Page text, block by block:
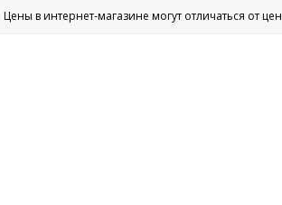
Цены в интернет-магазине могут отличаться от